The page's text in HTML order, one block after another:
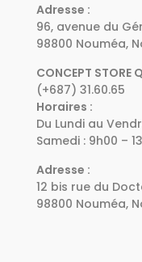
Adresse :
96, avenue du
98800 Nouméa,
CONCEPT STORE
(+687) 31.60.65
Horaires :
Du Lundi au
Samedi : 9h00 –
Adresse :
12 bis rue du
98800 Nouméa,